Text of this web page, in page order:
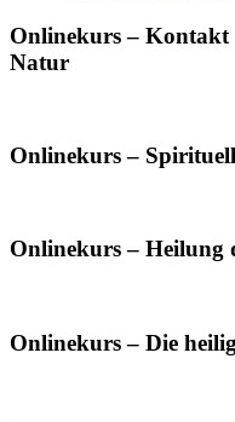
Onlinekurs – Kontakt
Natur
Onlinekurs –
Onlinekurs – Heilung
Onlinekurs – Die